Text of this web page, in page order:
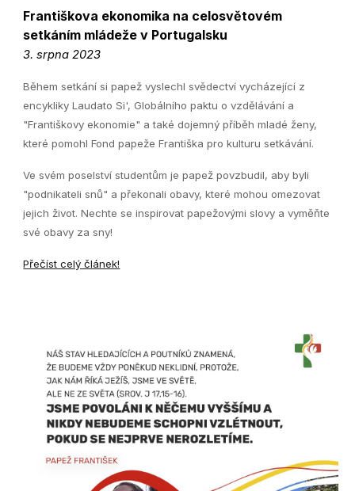
Františkova ekonomika na celosvětovém
setkáním mládežev Portugalsku
3. srpna 2023
Během setkání si papež vyslechl svědectví vycházející z
encykliky Laudato Si', Globálního paktu o vzdělávání a
"Františkovy ekonomie" a také dojemný příběh mladé ženy,
které pomohl Fond papeže Františka pro kulturu setkávání.
Ve svém poselství studentům je papež povzbudil, aby byli
"podnikateli snů" a překonali obavy, které mohou omezovat
jejich život. Nechte se inspirovat papežovými slovy a vyměňte
své obavy za sny!
Přečíst celý článek!